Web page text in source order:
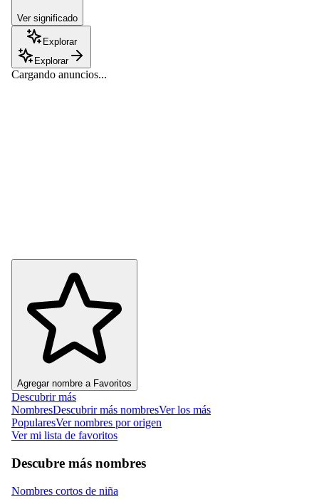
Ver significado
Explorar
Explorar
Cargando anuncios...
Agregar nombre a Favoritos
Descubrir más
NombresDescubrir más nombresVer los más
PopularesVer nombres por origen
Ver mi lista de favoritos
Descubre más nombres
Nombres cortos de niña